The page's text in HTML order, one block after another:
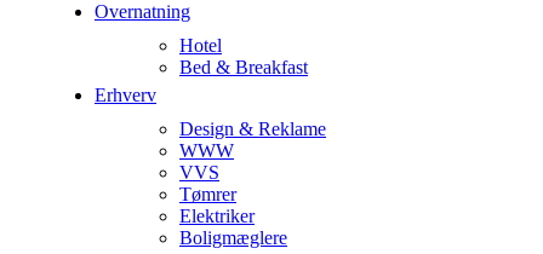
Overnatning
Hotel
Bed & Breakfast
Erhverv
Design & Reklame
WWW
VVS
Tømrer
Elektriker
Boligmæglere